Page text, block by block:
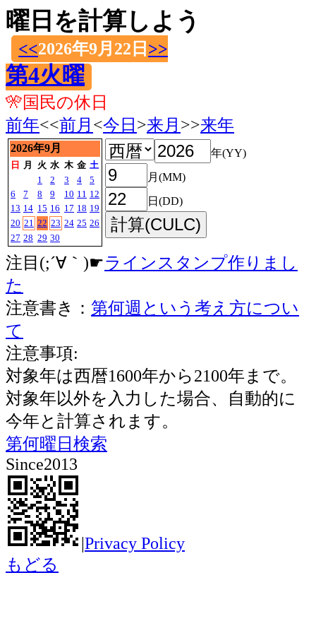
曜日を計算しよう
<<2026年9月22日 >>
第4火曜
🎌国民の休日
前年<<前月 <今日 >来月 >>来年
2026年9月
日 月 火 水 木 金 土
1
2 3 4
5
6
7 8 9 10 11 12
13 14 15 16 17 18 19
20 21 22 23 24 25 26
27 28 29 30
年(YY)
月(MM)
日(DD)
注目(;´∀｀)☛ラインスタンプ作りまし
た
注意書き： 第何週という考え方につい
て
注意事項:
対象年は西暦1600年から2100年まで。
対象年以外を入力した場合、自動的に
今年と計算されます。
第何曜日検索
Since2013
|Privacy Policy
もどる